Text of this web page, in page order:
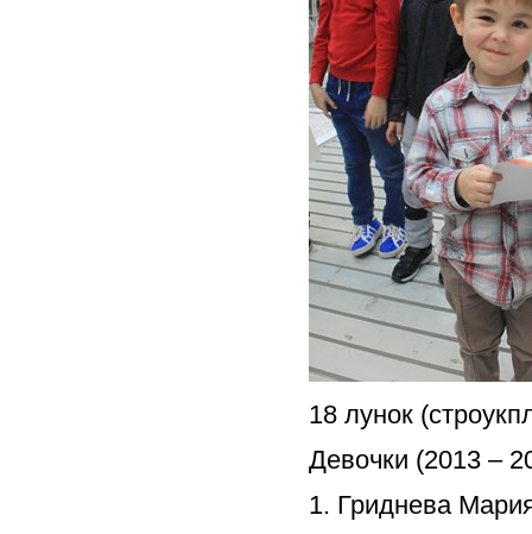
18 лунок
Девочки (2013 –
1. Гриднева